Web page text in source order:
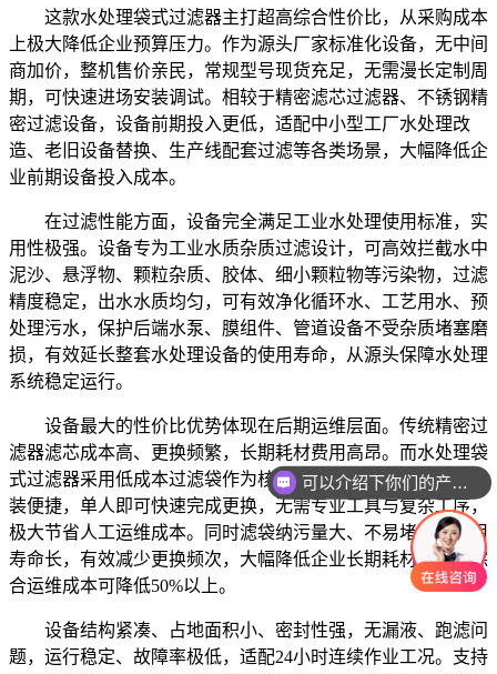
这款水处理袋式过滤器主打超高综合性价比，从采购成本
上极大降低企业预算压力。作为源头厂家标准化设备，无中间
商加价，整机售价亲民，常规型号现货充足，无需漫长定制周
期，可快速进场安装调试。相较于精密滤芯过滤器、不锈钢精
密过滤设备，设备前期投入更低，适配中小型工厂水处理改
造、老旧设备替换、生产线配套过滤等各类场景，大幅降低企
业前期设备投入成本。
在过滤性能方面，设备完全满足工业水处理使用标准，实
用性极强。设备专为工业水质杂质过滤设计，可高效拦截水中
泥沙、悬浮物、颗粒杂质、胶体、细小颗粒物等污染物，过滤
精度稳定，出水水质均匀，可有效净化循环水、工艺用水、预
处理污水，保护后端水泵、膜组件、管道设备不受杂质堵塞磨
损，有效延长整套水处理设备的使用寿命，从源头保障水处理
系统稳定运行。
设备最大的性价比优势体现在后期运维层面。传统精密过
滤器滤芯成本高、更换频繁，长期耗材费用高昂。而水处理袋
式过滤器采用低成本过滤袋作为核心滤材，更换操作简单、拆
装便捷，单人即可快速完成更换，无需专业工具与复杂工序，
极大节省人工运维成本。同时滤袋纳污量大、不易堵塞、使用
寿命长，有效减少更换频次，大幅降低企业长期耗材投入，综
合运维成本可降低50%以上。
设备结构紧凑、占地面积小、密封性强，无漏液、跑滤问
题，运行稳定、故障率极低，适配24小时连续作业工况。支持
可以介绍下你们的产品么